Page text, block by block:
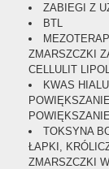
ZABIEGI Z
BTL
ZMARSZCZKI
CELLULIT
KWAS
TOKSYNA
ŁAPKI,
ZMARSZCZKI